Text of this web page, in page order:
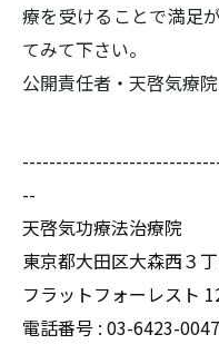
療を受けることで満足
てみて下さい。
公開責任者・天啓気療
--
天啓気功療法治療院
東京都大田区大森西３
フラットフォーレスト
電話番号 : 03-6423-0047